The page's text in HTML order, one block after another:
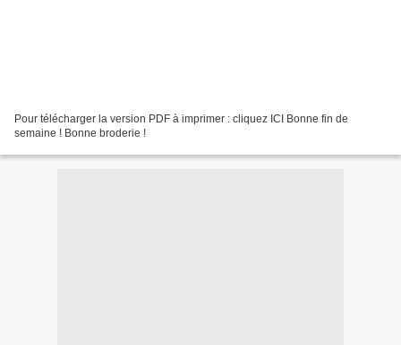
Pour télécharger la version PDF à imprimer : cliquez ICI Bonne fin de
semaine ! Bonne broderie !